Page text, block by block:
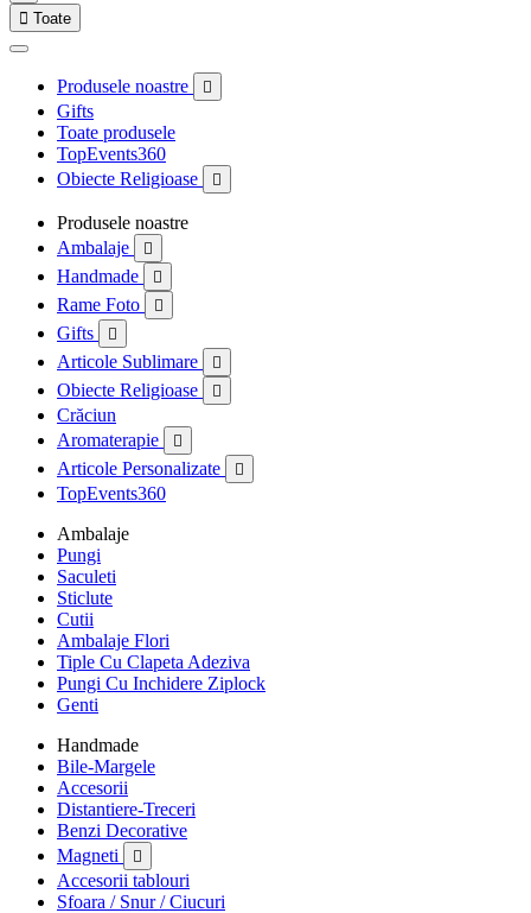
 Toate
Produsele noastre 
Gifts
Toate produsele
TopEvents360
Obiecte Religioase

Produsele noastre
Ambalaje

Handmade 
Rame Foto 
Gifts 
Articole Sublimare 
Obiecte Religioase 
Crăciun
Aromaterapie

Articole Personalizate 
TopEvents360
Ambalaje
Pungi
Saculeti
Sticlute
Cutii
Ambalaje Flori
Tiple Cu Clapeta Adeziva
Pungi Cu Inchidere Ziplock
Genti
Handmade
Bile-Margele
Accesorii
Distantiere-Treceri
Benzi Decorative
Magneti

Accesorii tablouri
Sfoara / Snur / Ciucuri